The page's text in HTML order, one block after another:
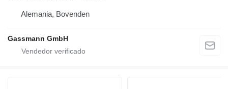
Alemania, Bovenden
Gassmann GmbH